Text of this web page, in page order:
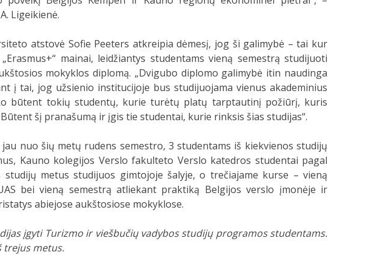
Ligeikienė.
atstovė Sofie Peeters atkreipia dėmesį, jog ši galimybė – tai kur
mainai, leidžiantys studentams vieną semestrą studijuoti
mokyklos diplomą. „Dvigubo diplomo galimybė itin naudinga
į tai, jog užsienio institucijoje bus studijuojama vienus akademinius
būtent tokių studentų, kurie turėtų platų tarptautinį požiūrį, kuris
šį pranašumą ir įgis tie studentai, kurie rinksis šias studijas“.
nuo šių metų rudens semestro, 3 studentams iš kiekvienos studijų
Kauno kolegijos Verslo fakulteto Verslo katedros studentai pagal
metus studijuos gimtojoje šalyje, o trečiajame kurse – vieną
bei vieną semestrą atliekant praktiką Belgijos verslo įmonėje ir
abiejose aukštosiose mokyklose.
įgyti Turizmo ir viešbučių vadybos studijų programos studentams.
trejus metus.